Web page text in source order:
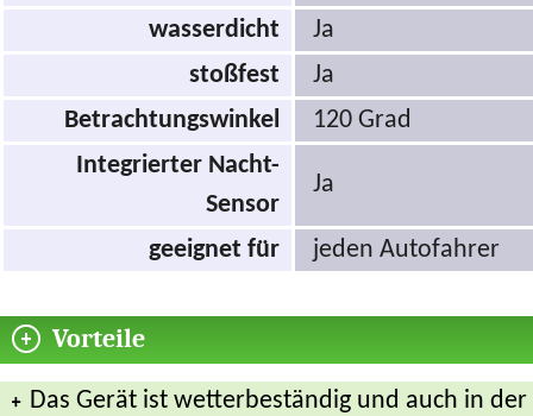
wasserdicht
Ja
stoßfest
Ja
Betrachtungswinkel
120 Grad
Integrierter Nacht-
Sensor
Ja
geeignet für jeden Autofahrer
Vorteile
Das Gerät ist wetterbeständig und auch in der